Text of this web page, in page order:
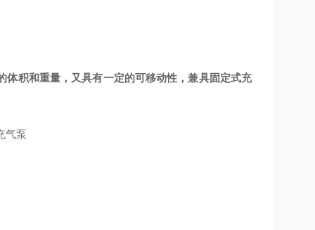
积和重量，又具有一定的可移动性，兼具固定式充